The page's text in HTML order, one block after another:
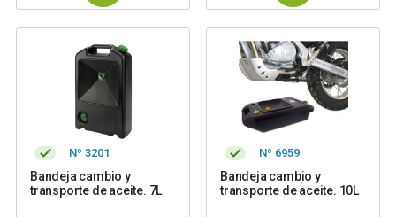
Nº 3201
Bandeja cambio y
transporte de aceite. 7L
Nº 6959
Bandeja cambio y
transporte de aceite. 10L